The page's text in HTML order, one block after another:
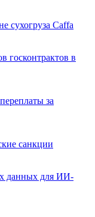
сухогруза Caffa
госконтрактов в
за
санкции
данных для ИИ-